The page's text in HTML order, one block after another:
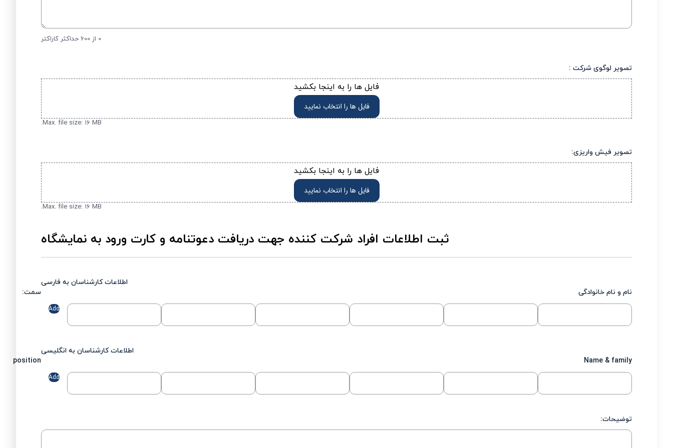
0 از 600 حداکثر کاراکتر
تصویر لوگوی شرکت :
فایل ها را به اینجا بکشید
فایل ها را انتخاب نمایید
Max. file size: ۱۶ MB.
تصویر فیش واریزی:
فایل ها را به اینجا بکشید
فایل ها را انتخاب نمایید
Max. file size: ۱۶ MB.
ثبت اطلاعات افراد شرکت کننده جهت دریافت دعوتنامه و کارت ورود به نمایشگاه
اطلاعات کارشناسان به فارسی
نام و نام خانوادگی
سمت:
Add
اطلاعات کارشناسان به انگلیسی
Name & family
position
Add
توضیحات: